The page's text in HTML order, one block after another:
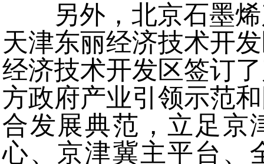
另外，北京石墨烯
天津东丽经济技术开
经济技术开发区签订
方政府产业引领示范
合发展典范，立足京
心、京津冀主平台、